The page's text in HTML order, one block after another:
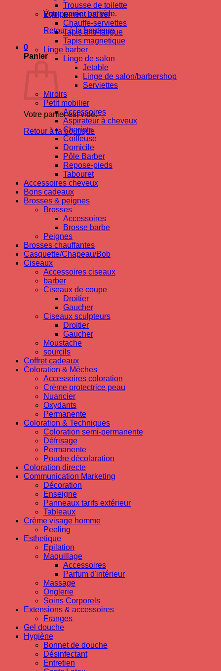
Votre panier est vide.
Retour à la boutique
0
Panier
Votre panier est vide.
Retour à la boutique
Trousse de toilette
Équipement barber
Chauffe-serviettes
Tapis anti-fatigue
Tapis magnetique
Linge barber
Linge de salon
Jetable
Linge de salon/barbershop
Serviettes
Miroirs
Petit mobilier
Accessoires
Aspirateur à cheveux
Chariots
Coiffeuse
Domicile
Pôle Barber
Repose-pieds
Tabouret
Accessoires cheveux
Bons cadeaux
Brosses & peignes
Brosses
Accessoires
Brosse barbe
Peignes
Brosses chauffantes
Casquette/Chapeau/Bob
Ciseaux
Accessoires ciseaux
barber
Ciseaux de coupe
Droitier
Gaucher
Ciseaux sculpteurs
Droitier
Gaucher
Moustache
sourcils
Coffret cadeaux
Coloration & Mèches
Accessoires coloration
Crème protectrice peau
Nuancier
Oxydants
Permanente
Coloration & Techniques
Coloration semi-permanente
Défrisage
Permanente
Poudre décolaration
Coloration directe
Communication Marketing
Décoration
Enseigne
Panneaux tarifs extérieur
Tableaux
Crème visage homme
Peeling
Esthetique
Epilation
Maquillage
Accessoires
Parfum d'intérieur
Massage
Onglerie
Soins Corporels
Extensions & accessoires
Franges
Gel douche
Hygiène
Bonnet de douche
Désinfectant
Entretien